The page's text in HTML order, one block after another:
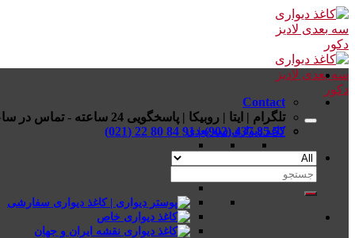
Skip
to
content
کاغذ دیواری سه بعدی
Contact
تلگرام | ایتا | روبیکا | پاسخگویی 24 ساعته - تماس در ساعات اداری
57 85 437 (902) | 91 84 80 22 (021)
جستجو
برای: